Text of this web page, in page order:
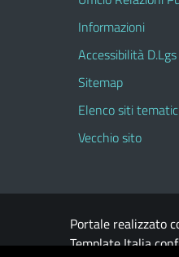
Informazioni
Accessibilità
Sitemap
Elenco siti tematici
Vecchio sito
Portale realizzato
Template Italia